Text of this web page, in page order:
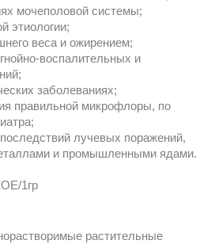
мочеполовой системы;
этиологии;
веса и ожирением;
воспалительных и
заболеваниях;
правильной микрофлоры, по
лучевых поражений,
и промышленными ядами.
1гр
растительные